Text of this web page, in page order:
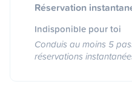
Réservation
Indisponible pour toi
Conduis au moins 5
réservations